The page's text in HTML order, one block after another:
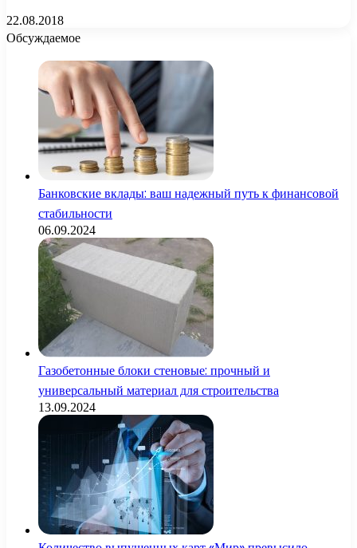
22.08.2018
Обсуждаемое
Банковские вклады: ваш надежный путь к финансовой
стабильности
06.09.2024
Газобетонные блоки стеновые: прочный и
универсальный материал для строительства
13.09.2024